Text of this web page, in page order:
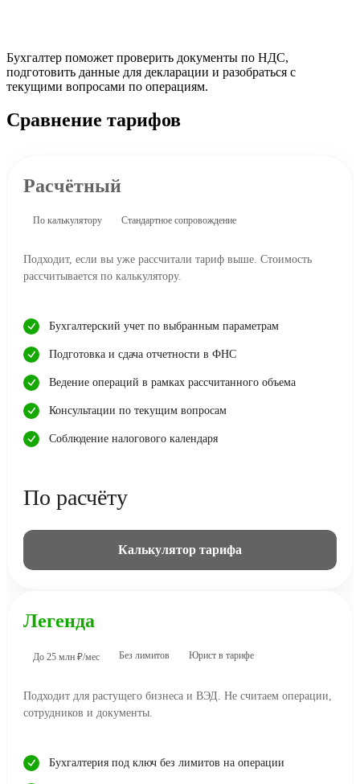
Бухгалтер поможет проверить документы по НДС,
подготовить данные для декларации и разобраться с
текущими вопросами по операциям.
Сравнение тарифов
Расчётный
По калькулятору Стандартное сопровождение
Подходит, если вы уже рассчитали тариф выше. Стоимость
рассчитывается по калькулятору.
Бухгалтерский учет по выбранным параметрам
Подготовка и сдача отчетности в ФНС
Ведение операций в рамках рассчитанного объема
Консультации по текущим вопросам
Соблюдение налогового календаря
По расчёту
Калькулятор тарифа
Легенда
До 25 млн ₽/мес Без лимитов Юрист в тарифе
Подходит для растущего бизнеса и ВЭД. Не считаем операции,
сотрудников и документы.
Бухгалтерия под ключ без лимитов на операции